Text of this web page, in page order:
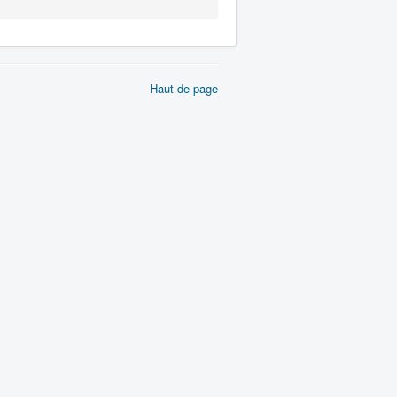
Haut de page